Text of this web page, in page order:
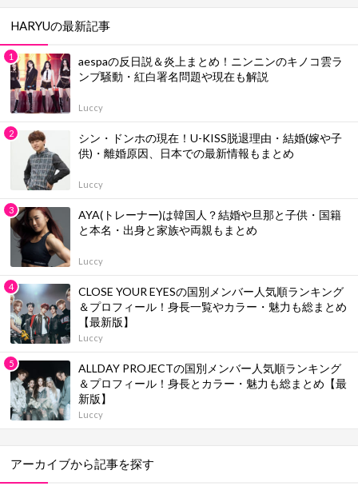
HARYUの最新記事
aespaの反日説＆炎上まとめ！ニンニンのキノコ雲ラ
ンプ騒動・紅白署名問題や現在も解説
Luccy
シン・ドンホの現在！U-KISS脱退理由・結婚(嫁や子
供)・離婚原因、日本での最新情報もまとめ
Luccy
AYA(トレーナー)は韓国人？結婚や旦那と子供・国籍
と本名・出身と家族や両親もまとめ
Luccy
CLOSE YOUR EYESの国別メンバー人気順ランキング
＆プロフィール！身長一覧やカラー・魅力も総まとめ
【最新版】
Luccy
ALLDAY PROJECTの国別メンバー人気順ランキング
＆プロフィール！身長とカラー・魅力も総まとめ【最
新版】
Luccy
アーカイブから記事を探す